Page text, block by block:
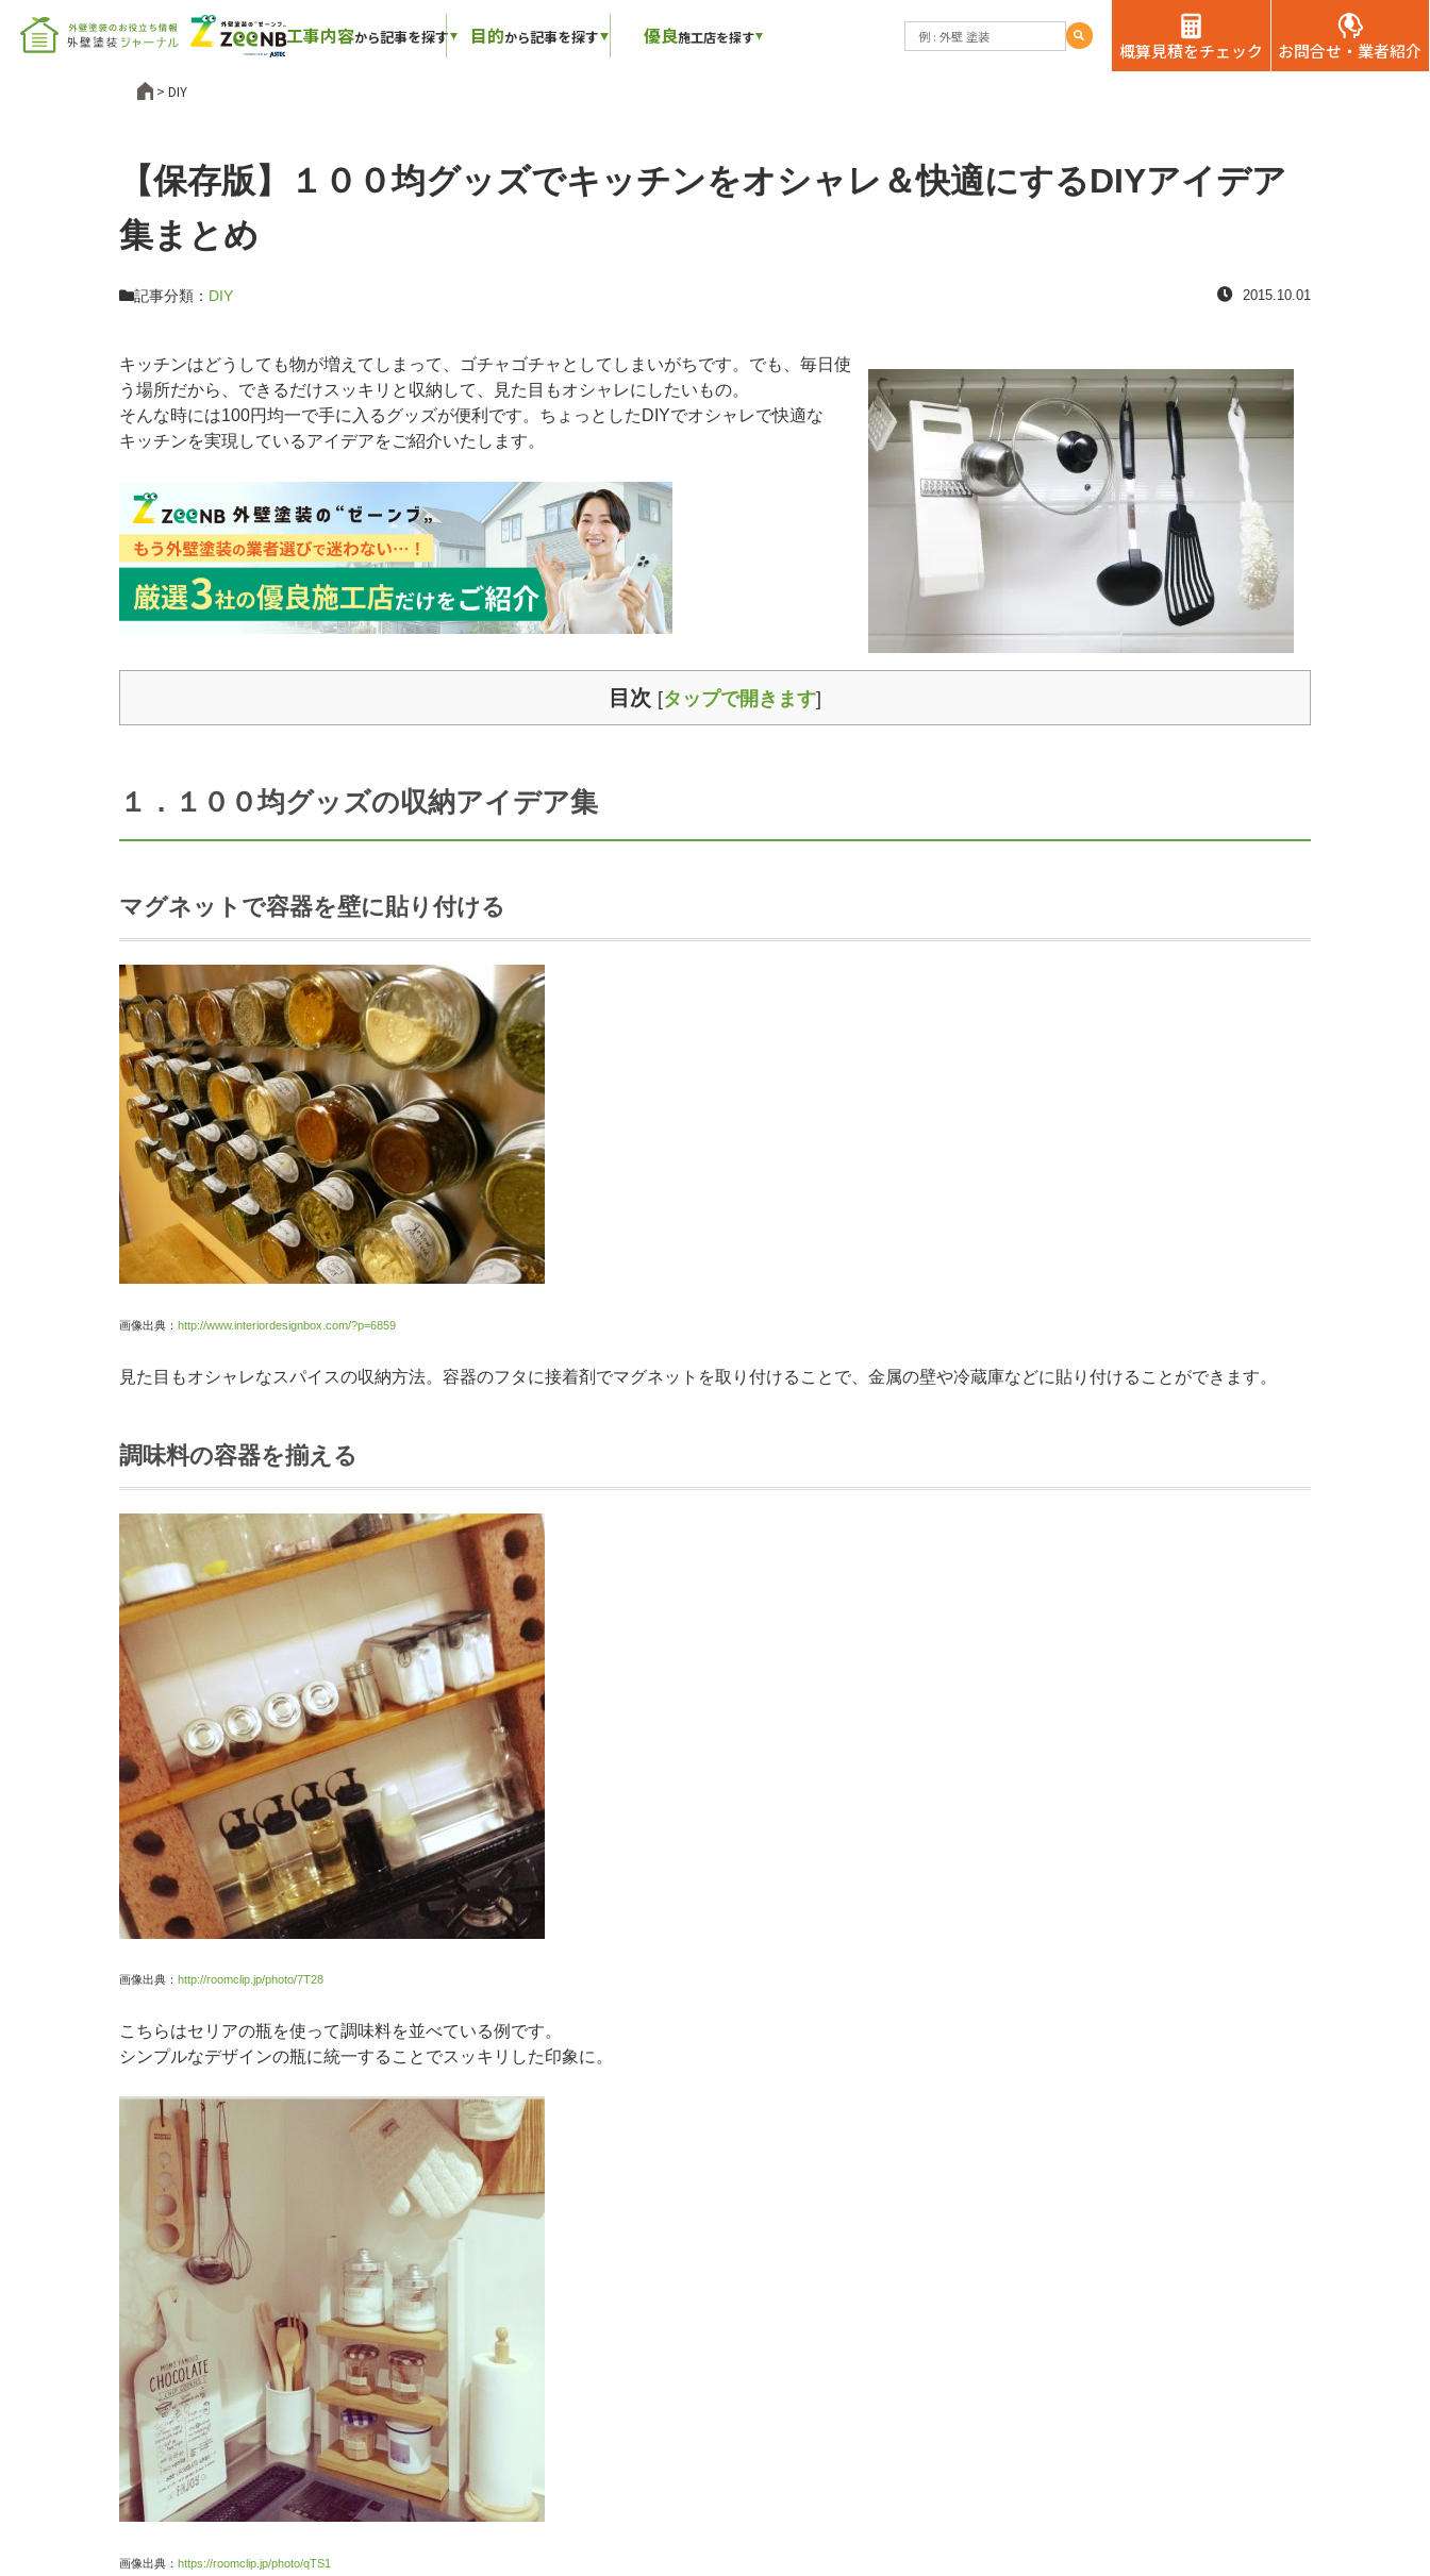
工事内容から記事を探す 目的から記事を探す 優良施工店を探す
概算見積をチェック お問合せ・業者紹介
DIY
【保存版】１００均グッズでキッチンをオシャレ＆快適にするDIYアイデア
集まとめ
記事分類： DIY 2015.10.01
キッチンはどうしても物が増えてしまって、ゴチャゴチャとしてしまいがちです。でも、毎日使
う場所だから、できるだけスッキリと収納して、見た目もオシャレにしたいもの。
そんな時には100円均一で手に入るグッズが便利です。ちょっとしたDIYでオシャレで快適な
キッチンを実現しているアイデアをご紹介いたします。
目次 [タップで開きます]
１．１００均グッズの収納アイデア集
マグネットで容器を壁に貼り付ける
画像出典： http://www.interiordesignbox.com/?p=6859
見た目もオシャレなスパイスの収納方法。容器のフタに接着剤でマグネットを取り付けることで、金属の壁や冷蔵庫などに貼り付けることができます。
調味料の容器を揃える
画像出典： http://roomclip.jp/photo/7T28
こちらはセリアの瓶を使って調味料を並べている例です。
シンプルなデザインの瓶に統一することでスッキリした印象に。
画像出典： https://roomclip.jp/photo/qTS1